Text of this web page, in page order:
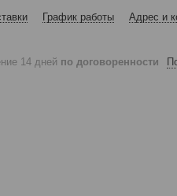
График работы Адрес и
14 дней по договоренности